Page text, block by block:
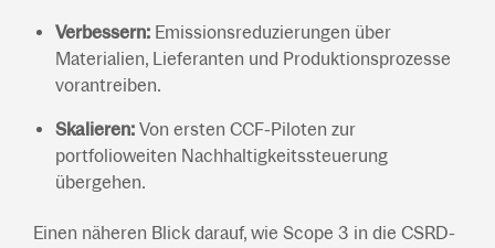
Verbessern: Emissionsreduzierungen über
Materialien, Lieferanten und Produktionsprozesse
vorantreiben.
Skalieren: Von ersten CCF-Piloten zur
portfolioweiten Nachhaltigkeitssteuerung
übergehen.
Einen näheren Blick darauf, wie Scope 3 in die CSRD-